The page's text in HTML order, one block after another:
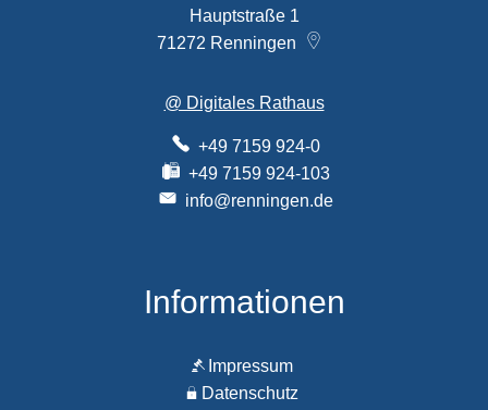
Hauptstraße 1
71272 Renningen
@ Digitales Rathaus
+49 7159 924-0
+49 7159 924-103
info@renningen.de
Informationen
Impressum
Datenschutz